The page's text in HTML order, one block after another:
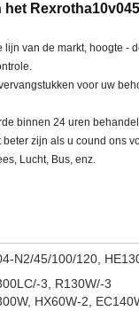
van de markt, hoogte -
voor uw
binnen 24 uren
zijn als u cound ons
Lucht, Bus, enz.
N2/45/100/120,
3, R130W/-3
HX60W-2,